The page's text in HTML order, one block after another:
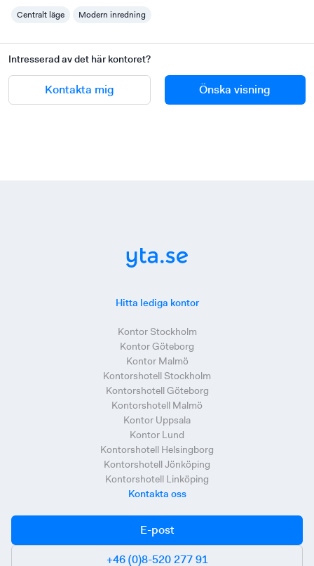
Centralt läge Modern inredning
Intresserad av det här kontoret?
Kontakta mig Önska visning
Hitta lediga kontor
Kontor Stockholm
Kontor Göteborg
Kontor Malmö
Kontorshotell Stockholm
Kontorshotell Göteborg
Kontorshotell Malmö
Kontor Uppsala
Kontor Lund
Kontorshotell Helsingborg
Kontorshotell Jönköping
Kontorshotell Linköping
Kontakta oss
E-post
+46 (0)8-520 277 91